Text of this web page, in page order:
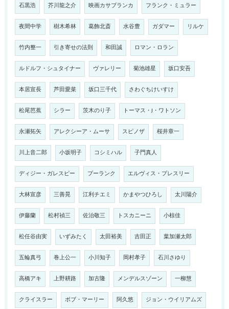
石黒浩 芥川龍之介 映画カサブランカ フランク・ミュラー
夜間中学 樹木希林 葛飾北斎 水谷豊 ガダマー リルケ
竹内整一 引き寄せの法則 和田誠 ロマン・ロラン
ルドルフ・シュタイナー ヴァレリー 菊池雄星 坂口安吾
本居宣長 芦田愛菜 坂口三千代 さわぐちけいすけ
松尾芭蕉 シラー 茨木のり子 トーマス・J・ワトソン
永瀬拓矢 アレクシーア・ムーサ スピノザ 桜井章一
川上音二郎 小坂明子 コシミハル 子門真人
ディジー・ガレスピー プーランク エルヴィス・プレスリー
大林宣彦 三善晃 江利チエミ かまやつひろし 太川陽介
伊藤蘭 松村禎三 佐治敬三 トスカニーニ 小椋佳
松任谷由実 いずみたく 太田裕美 吉田正 葉加瀬太郎
五輪真弓 巻上公一 小川知子 岡村孝子 石川さゆり
高橋アキ 上野耕路 加古隆 メンデルスゾーン 一柳慧
クライスラー ボブ・マーリー 阿久悠 ジョン・ウイリアムズ